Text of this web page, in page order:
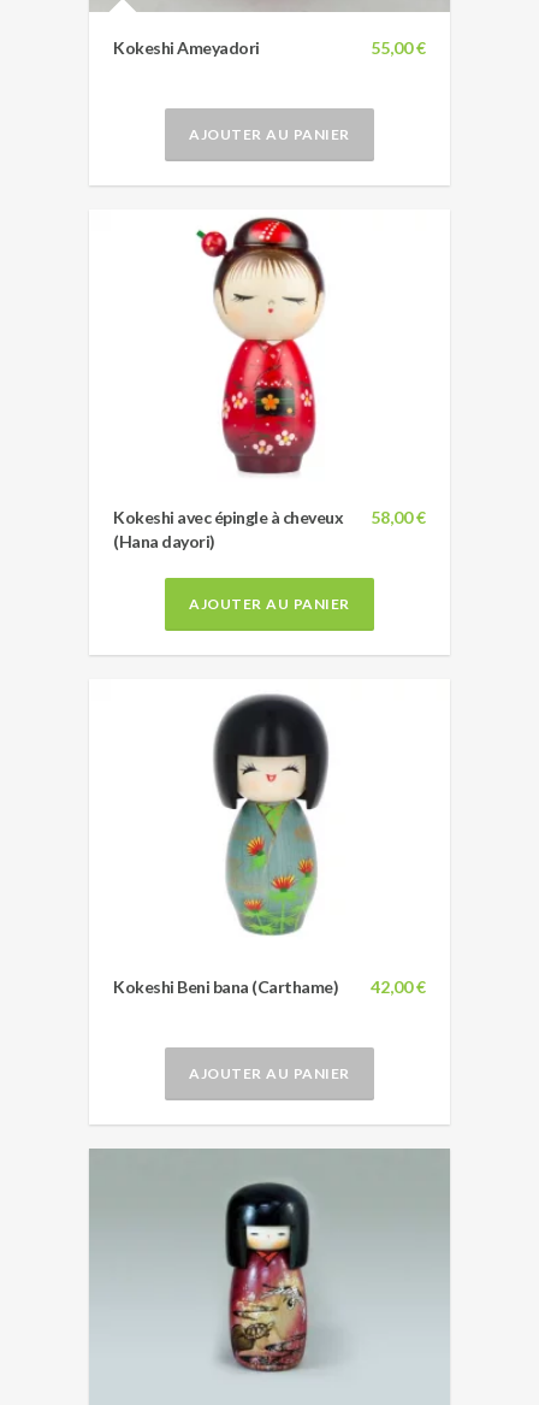
55,00 €
Kokeshi Ameyadori
AJOUTER AU PANIER
58,00 €
Kokeshi avec épingle à cheveux
(Hana dayori)
AJOUTER AU PANIER
42,00 €
Kokeshi Beni bana (Carthame)
AJOUTER AU PANIER